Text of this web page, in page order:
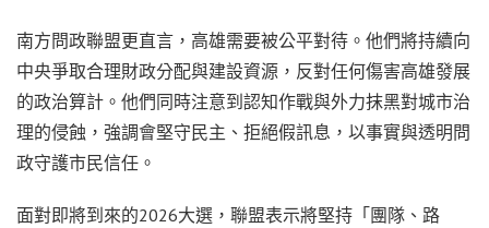
南方問政聯盟更直言，高雄需要被公平對待。他們將持續向
中央爭取合理財政分配與建設資源，反對任何傷害高雄發展
的政治算計。他們同時注意到認知作戰與外力抹黑對城市治
理的侵蝕，強調會堅守民主、拒絕假訊息，以事實與透明問
政守護市民信任。
面對即將到來的2026大選，聯盟表示將堅持「團隊、路